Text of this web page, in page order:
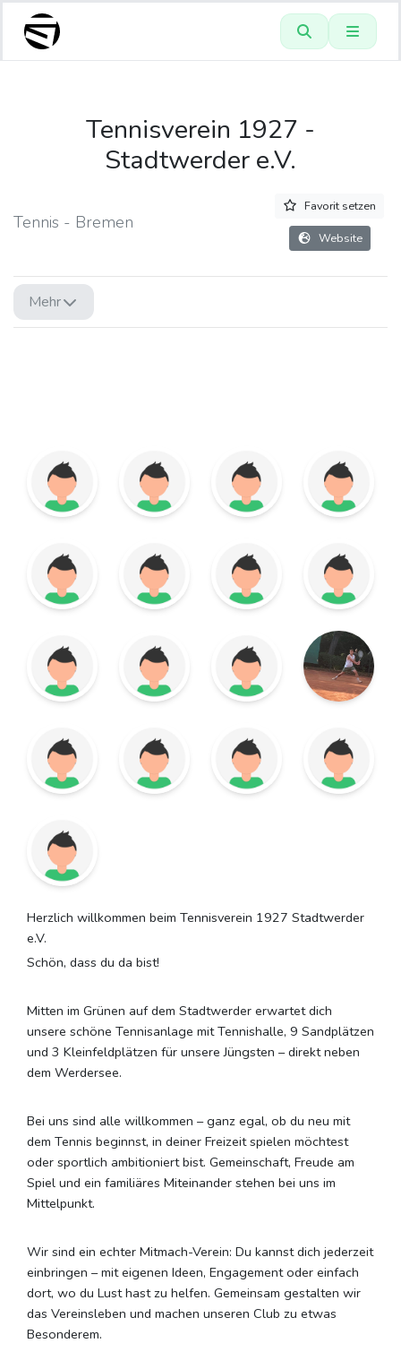
Tennisverein 1927 -
Stadtwerder e.V.
Tennis - Bremen
Favorit setzen
Website
Mehr
Herzlich willkommen beim Tennisverein 1927 Stadtwerder
e.V.
Schön, dass du da bist!
Mitten im Grünen auf dem Stadtwerder erwartet dich
unsere schöne Tennisanlage mit Tennishalle, 9 Sandplätzen
und 3 Kleinfeldplätzen für unsere Jüngsten – direkt neben
dem Werdersee.
Bei uns sind alle willkommen – ganz egal, ob du neu mit
dem Tennis beginnst, in deiner Freizeit spielen möchtest
oder sportlich ambitioniert bist. Gemeinschaft, Freude am
Spiel und ein familiäres Miteinander stehen bei uns im
Mittelpunkt.
Wir sind ein echter Mitmach-Verein: Du kannst dich jederzeit
einbringen – mit eigenen Ideen, Engagement oder einfach
dort, wo du Lust hast zu helfen. Gemeinsam gestalten wir
das Vereinsleben und machen unseren Club zu etwas
Besonderem.